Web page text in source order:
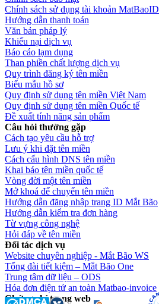
Chính sách sử dụng tài khoản MatBaoID
Hướng dẫn thanh toán
Văn bản pháp lý
Khiếu nại dịch vụ
Báo cáo lạm dụng
Than phiền chất lượng dịch vụ
Quy trình đăng ký tên miền
Biểu mẫu hồ sơ
Quy định sử dụng tên miền Việt Nam
Quy định sử dụng tên miền Quốc tế
Đề xuất tính năng sản phẩm
Câu hỏi thường gặp
Cách tạo yêu cầu hỗ trợ
Lưu ý khi đặt tên miền
Cách cấu hình DNS tên miền
Khai báo tên miền quốc tế
Vòng đời một tên miền
Mở khoá để chuyển tên miền
Hướng dẫn đăng nhập trang ID Mắt Bão
Hướng dẫn kiểm tra đơn hàng
Từ vựng công nghệ
Hỏi đáp về tên miền
Đối tác dịch vụ
Website chuyên nghiệp - Mắt Bão WS
Tổng đài tiết kiệm – Mắt Bão One
Trung tâm dữ liệu – ODS
Hóa đơn điện tử an toàn Matbao-invoice
Chứng chỉ trang web